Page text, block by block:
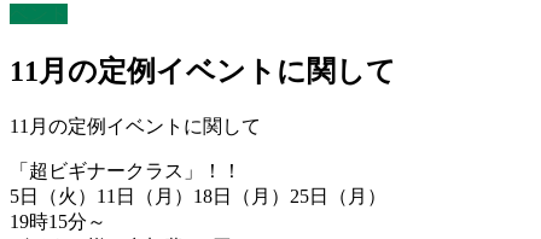
11月の定例イベントに関して
11月の定例イベントに関して
「超ビギナークラス」！！
5日（火）11日（月）18日（月）25日（月）
19時15分～